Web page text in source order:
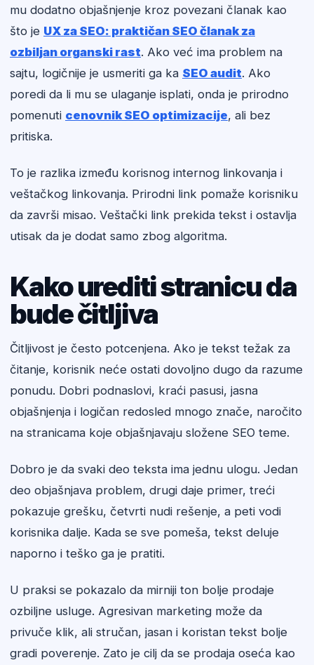
mu dodatno objašnjenje kroz povezani članak kao
što je UX za SEO: praktičan SEO članak za
ozbiljan organski rast. Ako već ima problem na
sajtu, logičnije je usmeriti ga ka SEO audit. Ako
poredi da li mu se ulaganje isplati, onda je prirodno
pomenuti cenovnik SEO optimizacije, ali bez
pritiska.
To je razlika između korisnog internog linkovanja i
veštačkog linkovanja. Prirodni link pomaže korisniku
da završi misao. Veštački link prekida tekst i ostavlja
utisak da je dodat samo zbog algoritma.
Kako urediti stranicu da
bude čitljiva
Čitljivost je često potcenjena. Ako je tekst težak za
čitanje, korisnik neće ostati dovoljno dugo da razume
ponudu. Dobri podnaslovi, kraći pasusi, jasna
objašnjenja i logičan redosled mnogo znače, naročito
na stranicama koje objašnjavaju složene SEO teme.
Dobro je da svaki deo teksta ima jednu ulogu. Jedan
deo objašnjava problem, drugi daje primer, treći
pokazuje grešku, četvrti nudi rešenje, a peti vodi
korisnika dalje. Kada se sve pomeša, tekst deluje
naporno i teško ga je pratiti.
U praksi se pokazalo da mirniji ton bolje prodaje
ozbiljne usluge. Agresivan marketing može da
privuče klik, ali stručan, jasan i koristan tekst bolje
gradi poverenje. Zato je cilj da se prodaja oseća kao